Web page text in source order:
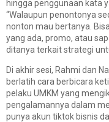
hingga penggunaan kata
“Walaupun penontonya
nonton mau bertanya.
yang ada, promo, atau
ditanya terkait strategi
Di akhir sesi, Rahmi dan
berlatih cara berbicara
pelaku UMKM yang
pengalamannya dalam
punya akun tiktok bisnis